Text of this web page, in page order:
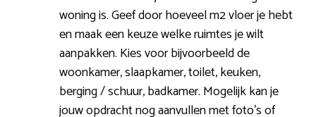
woning is. Geef door hoeveel m2 vloer je hebt
en maak een keuze welke ruimtes je wilt
aanpakken. Kies voor bijvoorbeeld de
woonkamer, slaapkamer, toilet, keuken,
berging / schuur, badkamer. Mogelijk kan je
jouw opdracht nog aanvullen met foto’s of